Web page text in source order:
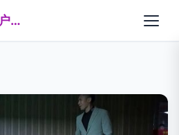
宁明县那堪镇模特湾户外运动俱乐部